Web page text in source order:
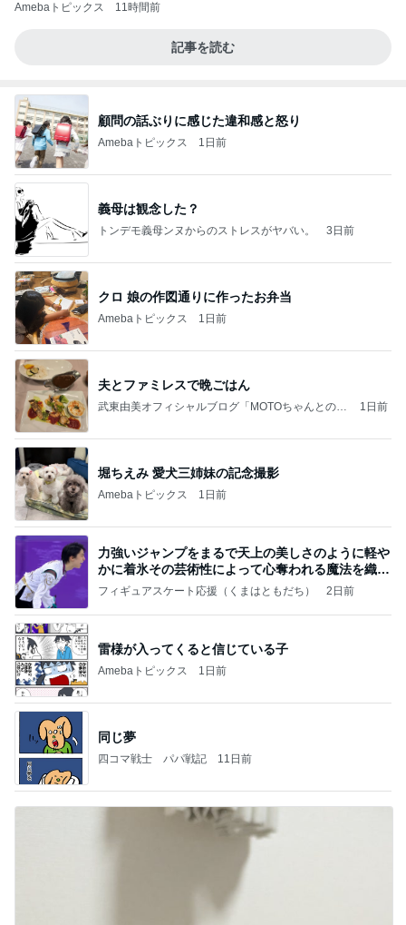
Amebaトピックス 11時間前
記事を読む
顧問の話ぶりに感じた違和感と怒り
Amebaトピックス 1日前
義母は観念した？
トンデモ義母ンヌからのストレスがヤバい。 3日前
クロ 娘の作図通りに作ったお弁当
Amebaトピックス 1日前
夫とファミレスで晩ごはん
武東由美オフィシャルブログ「MOTOちゃんとのは
1日前
堀ちえみ 愛犬三姉妹の記念撮影
Amebaトピックス 1日前
力強いジャンプをまるで天上の美しさのように軽や
かに着氷その芸術性によって心奪われる魔法を織り
なす
フィギュアスケート応援（くまはともだち） 2日前
雷様が入ってくると信じている子
Amebaトピックス 1日前
同じ夢
四コマ戦士 パパ戦記 11日前